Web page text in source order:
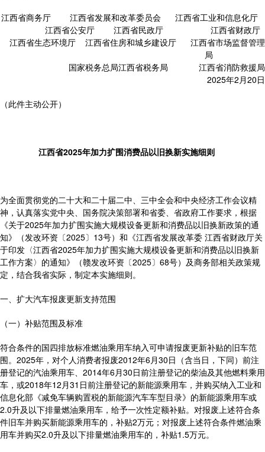
江西省商务厅 江西省发展和改革委员会 江西省工业和信息化厅
江西省公安厅 江西省民政厅 江西省财政厅
江西省生态环境厅 江西省住房和城乡建设厅 江西省市场监督管理
局
国家税务总局江西省税务局 江西省消防救援局
2025年2月20日
（此件主动公开）
江西省2025年加力扩围消费品以旧换新实施细则
为全面贯彻党的二十大和二十届二中、三中全会和中央经济工作会议精
神，认真落实党中央、国务院决策部署和省委、省政府工作要求，根据
《关于2025年加力扩围实施大规模设备更新和消费品以旧换新政策的通
知》（发改环资〔2025〕13号）和《江西省发展改革委 江西省财政厅关
于印发〈江西省2025年加力扩围实施大规模设备更新和消费品以旧换新
工作方案〉的通知》（赣发改环资〔2025〕68号）及商务部相关政策规
定，结合我省实际，制定本实施细则。
一、扩大汽车报废更新支持范围
（一）补贴范围及标准
符合条件的国四排放标准燃油乘用车纳入可申请报废更新补贴的旧车范
围。2025年，对个人消费者报废2012年6月30日（含当日，下同）前注
册登记的汽油乘用车、2014年6月30日前注册登记的柴油及其他燃料乘用
车，或2018年12月31日前注册登记的新能源乘用车，并购买纳入工业和
信息化部《减免车辆购置税的新能源汽车车型目录》的新能源乘用车或
2.0升及以下排量燃油乘用车，给予一次性定额补贴。对报废上述符合条
件旧车并购买新能源乘用车的，补贴2万元；对报废上述符合条件燃油乘
用车并购买2.0升及以下排量燃油乘用车的，补贴1.5万元。